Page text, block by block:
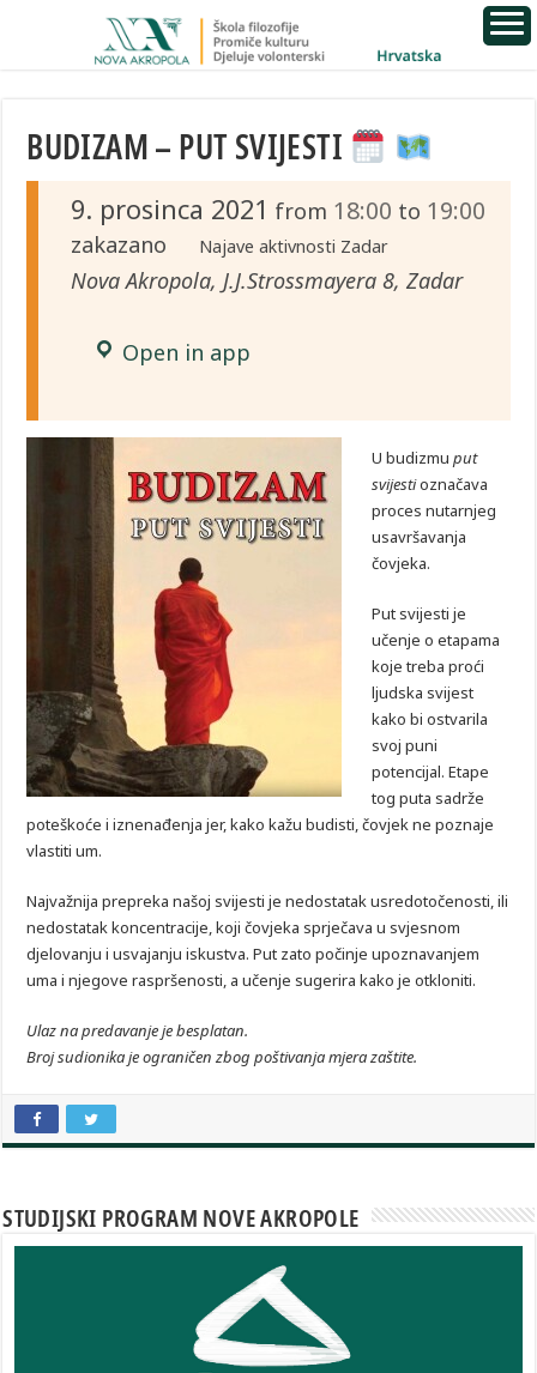
BUDIZAM – PUT SVIJESTI
9. prosinca 2021 from 18:00 to 19:00
zakazano Najave aktivnosti Zadar
Nova Akropola, J.J.Strossmayera 8, Zadar
Open in app
U budizmuput
svijestioznačava
proces nutarnjeg
usavršavanja
čovjeka.
Put svijesti je
učenje o etapama
koje treba proći
ljudska svijest
kako bi ostvarila
svoj puni
potencijal. Etape
tog puta sadrže
poteškoće i iznenađenja jer, kako kažu budisti, čovjek ne poznaje
vlastiti um.
Najvažnija prepreka našoj svijesti je nedostatak usredotočenosti, ili
nedostatak koncentracije, koji čovjeka sprječava u svjesnom
djelovanju i usvajanju iskustva. Put zato počinje upoznavanjem
uma i njegove raspršenosti, a učenje sugerira kako je otkloniti.
Ulaz na predavanje je besplatan.
Broj sudionika je ograničen zbog poštivanja mjera zaštite.
STUDIJSKI PROGRAM NOVE AKROPOLE